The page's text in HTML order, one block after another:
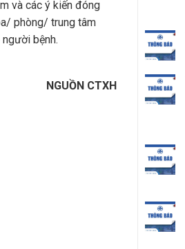
và các ý kiến đóng
phòng/ trung tâm
bệnh.
NGUỒN CTXH